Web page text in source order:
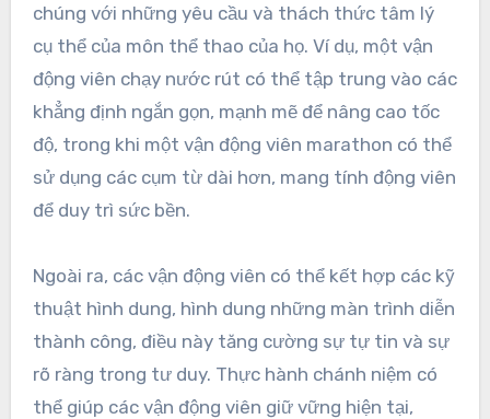
chúng với những yêu cầu và thách thức tâm lý
cụ thể của môn thể thao của họ. Ví dụ, một vận
động viên chạy nước rút có thể tập trung vào các
khẳng định ngắn gọn, mạnh mẽ để nâng cao tốc
độ, trong khi một vận động viên marathon có thể
sử dụng các cụm từ dài hơn, mang tính động viên
để duy trì sức bền.
Ngoài ra, các vận động viên có thể kết hợp các kỹ
thuật hình dung, hình dung những màn trình diễn
thành công, điều này tăng cường sự tự tin và sự
rõ ràng trong tư duy. Thực hành chánh niệm có
thể giúp các vận động viên giữ vững hiện tại,